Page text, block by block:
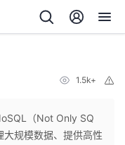
1.5k+
（Not Only SQ
规模数据、提供高性